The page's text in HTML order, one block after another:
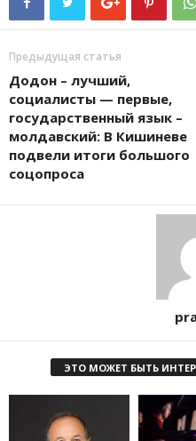
Предыдущая статья
Додон – лучший,
социалисты — первые,
государственный язык –
молдавский: В Кишиневе
подвели итоги большого
соцопроса
ЭТО МОЖЕТ БЫТЬ